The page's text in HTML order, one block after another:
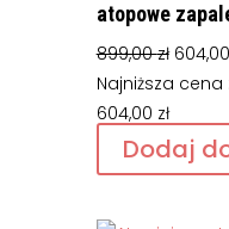
atopowe
899,00zł
cena
899,00
604,00
Najniższa
604,00 zł
Dodaj